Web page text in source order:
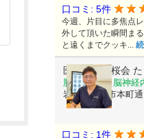
口コミ: 5件
今週、片目に多焦点
外して頂いた瞬間ま
と遠くまでクッキ...
医療法人颯桜会
脳神経外科, 脳神経
岩手県盛岡市本町
口コミ: 1件